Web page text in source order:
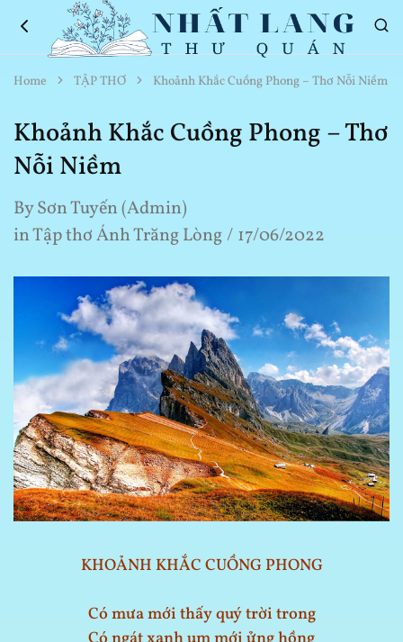
Nhất
Lang
Quán
Thơ
Hay
Cuộc
Sống
Home TẬP THƠ Khoảnh Khắc Cuồng Phong – Thơ Nỗi Niềm
Khoảnh Khắc Cuồng Phong – Thơ
Nỗi Niềm
BySơn Tuyến (Admin)
inTập thơ Ánh Trăng Lòng 17/06/2022
KHOẢNH KHẮC CUỒNG PHONG
Có mưa mới thấy quý trời trong